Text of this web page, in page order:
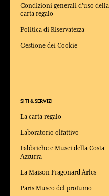
Condizioni generali d'uso della
carta regalo
Politica di Riservatezza
Gestione dei Cookie
SITI & SERVIZI
La carta regalo
Laboratorio olfattivo
Fabbriche e Musei della Costa
Azzurra
La Maison Fragonard Arles
Paris Museo del profumo